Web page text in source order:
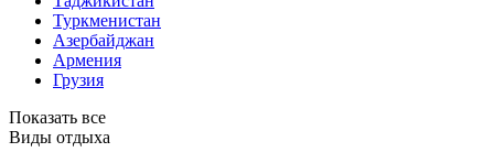
Туркменистан
Азербайджан
Армения
Грузия
Показать все
Виды отдыха